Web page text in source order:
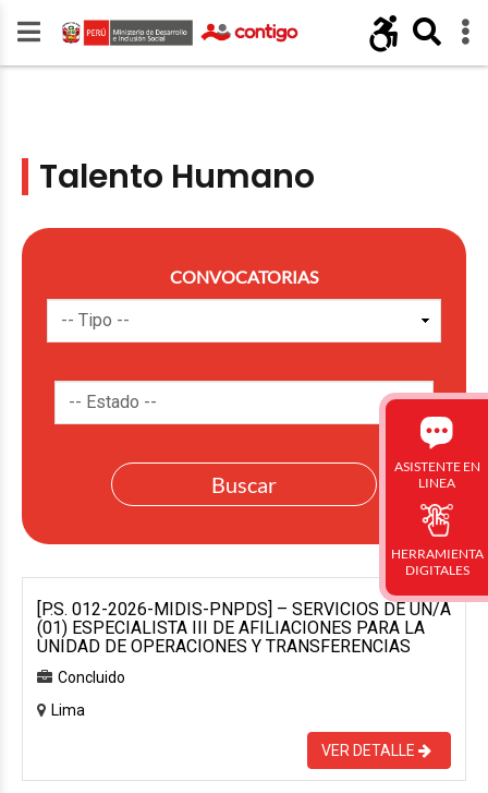
Talento Humano
CONVOCATORIAS
[P.S. 012-2026-MIDIS-PNPDS] – SERVICIOS DE UN/A
(01) ESPECIALISTA III DE AFILIACIONES PARA LA
UNIDAD DE OPERACIONES Y TRANSFERENCIAS
Concluido
Lima
VER DETALLE
ASISTENTE EN
LINEA
HERRAMIENTA
DIGITALES